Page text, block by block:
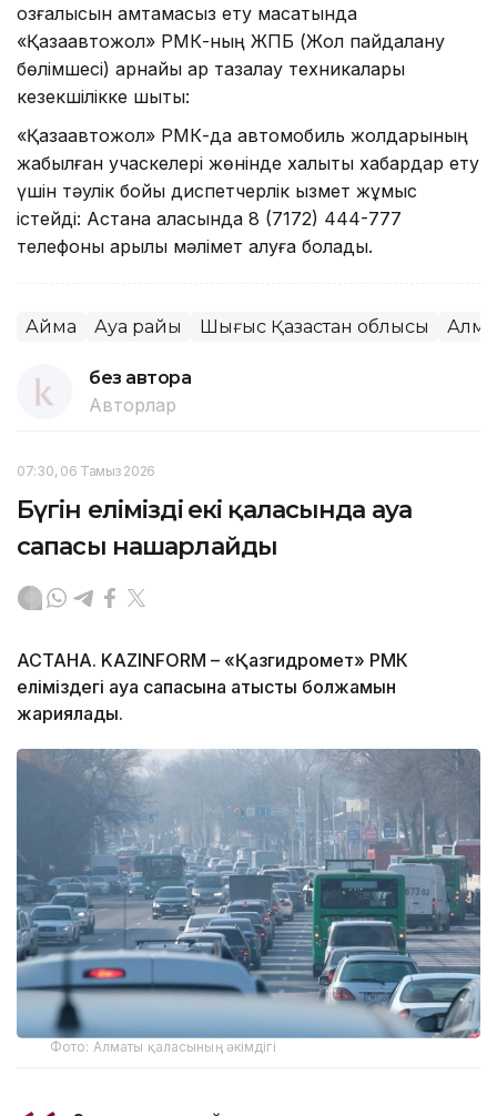
қозғалысын қамтамасыз ету мақсатында
«Қазақавтожол» РМК-ның ЖПБ (Жол пайдалану
бөлімшесі) арнайы қар тазалау техникалары
кезекшілікке шықты:
«Қазақавтожол» РМК-да автомобиль жолдарының
жабылған учаскелері жөнінде халықты хабардар ету
үшін тәулік бойы диспетчерлік қызмет жұмыс
істейді: Астана қаласында 8 (7172) 444-777
телефоны арқылы мәлімет алуға болады.
Аймақ Ауа райы Шығыс Қазақстан облысы
без автора
Авторлар
07:30, 06 Тамыз 2026
Бүгін еліміздің екі қаласында ауа
сапасы нашарлайды
АСТАНА. KAZINFORM – «Қазгидромет» РМК
еліміздегі ауа сапасына қатысты болжамын
жариялады.
Фото: Алматы қаласының әкімдігі